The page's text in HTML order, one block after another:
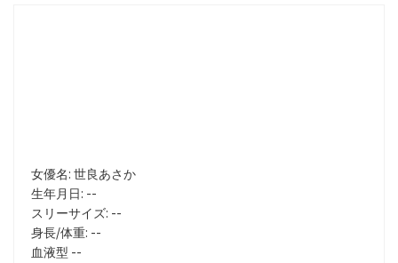
女優名: 世良あさか
生年月日: --
スリーサイズ: --
身長/体重: --
血液型 --